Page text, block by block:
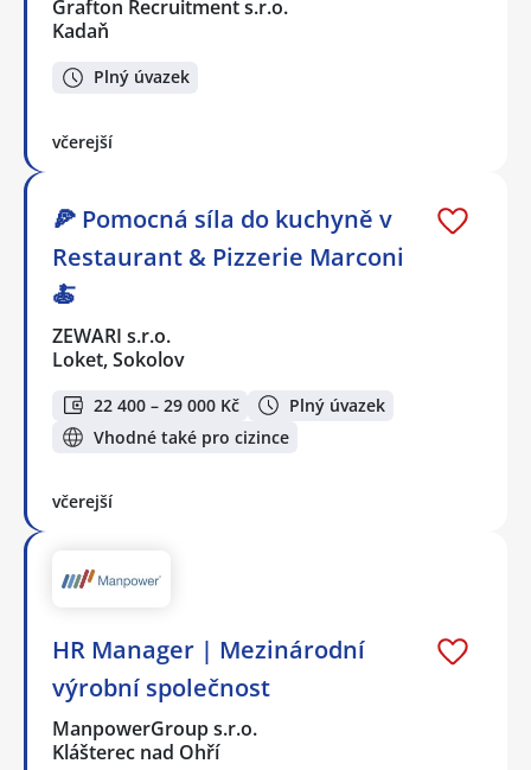
Grafton Recruitment s.r.o.
Kadaň
Plný úvazek
včerejší
🍕 Pomocná síla do kuchyně v
Restaurant & Pizzerie Marconi
🍝
ZEWARI s.r.o.
Loket, Sokolov
22 400 – 29 000 Kč
Plný úvazek
Vhodné také pro cizince
včerejší
HR Manager | Mezinárodní
výrobní společnost
ManpowerGroup s.r.o.
Klášterec nad Ohří